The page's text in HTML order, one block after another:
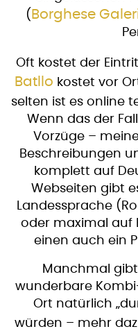
( Borghese
Oft kostet der
Batllo kostet vor
selten ist es online
Wenn das der
Vorzüge –
Beschreibungen
komplett auf
Webseiten gibt
Landessprache
oder maximal auf
einen auch ein
Manchmal
wunderbare
Ort natürlich
würden – mehr